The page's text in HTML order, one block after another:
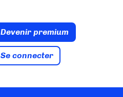
Devenir premium
Se connecter